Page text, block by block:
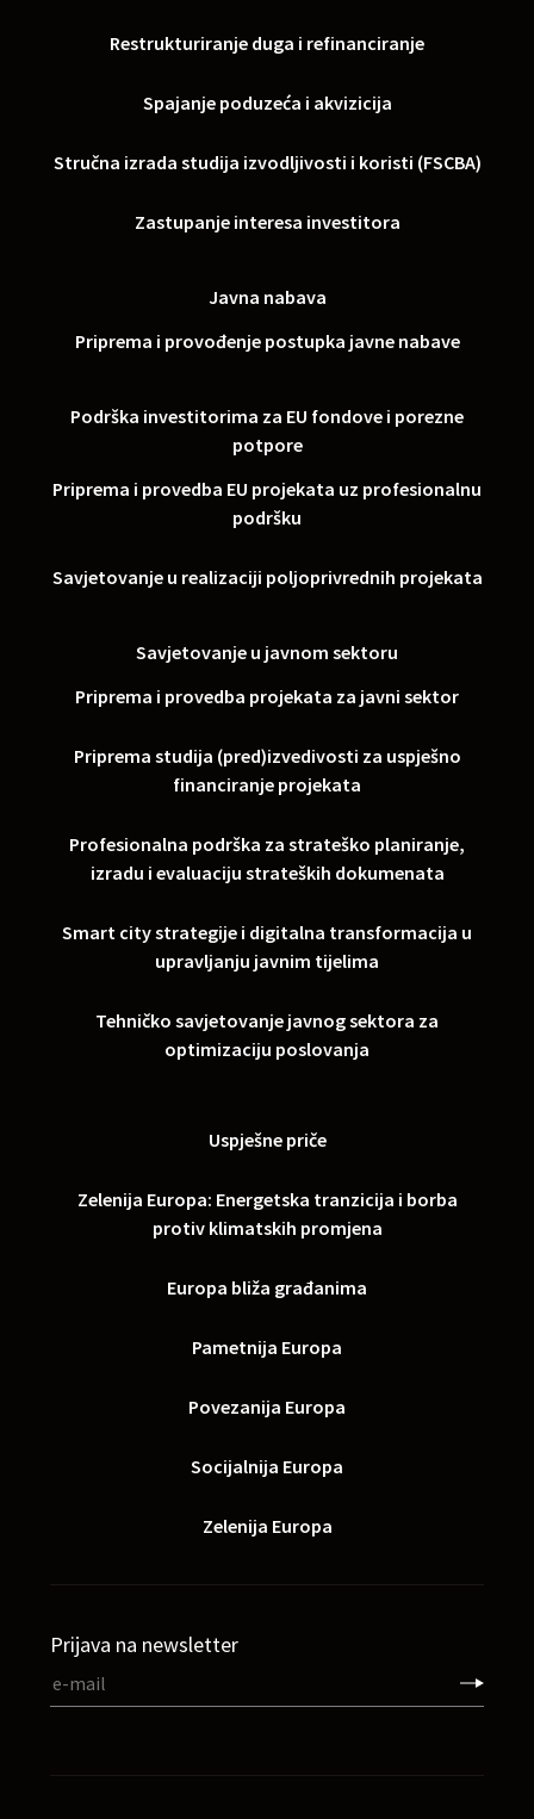
Restrukturiranje duga i refinanciranje
Spajanje poduzeća i akvizicija
Stručna izrada studija izvodljivosti i koristi (FSCBA)
Zastupanje interesa investitora
Javna nabava
Priprema i provođenje postupka javne nabave
Podrška investitorima za EU fondove i porezne
potpore
Priprema i provedba EU projekata uz profesionalnu
podršku
Savjetovanje u realizaciji poljoprivrednih projekata
Savjetovanje u javnom sektoru
Priprema i provedba projekata za javni sektor
Priprema studija (pred)izvedivosti za uspješno
financiranje projekata
Profesionalna podrška za strateško planiranje,
izradu i evaluaciju strateških dokumenata
Smart city strategije i digitalna transformacija u
upravljanju javnim tijelima
Tehničko savjetovanje javnog sektora za
optimizaciju poslovanja
Uspješne priče
Zelenija Europa: Energetska tranzicija i borba
protiv klimatskih promjena
Europa bliža građanima
Pametnija Europa
Povezanija Europa
Socijalnija Europa
Zelenija Europa
Prijava na newsletter